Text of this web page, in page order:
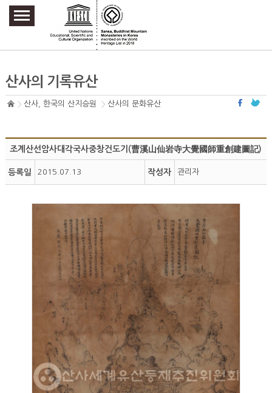
주요메뉴 바로가기
본문 바로가기
하단메뉴 바로가기
산사의 기록유산
산사, 한국의 산지승원 산사의 문화유산
조계산선암사대각국사중창건도기(曹溪山仙岩寺大覺國師重創建圖記)
등록일 2015.07.13 작성자 관리자